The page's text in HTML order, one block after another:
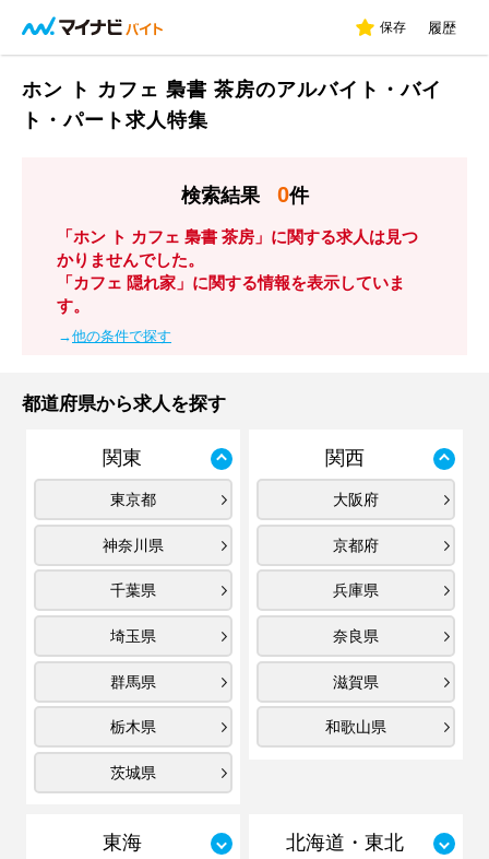
保存 履歴
ホン ト カフェ 梟書 茶房のアルバイト・バイ
ト・パート求人特集
検索結果 0件
「ホン ト カフェ 梟書 茶房」に関する求人は見つ
かりませんでした。
「カフェ 隠れ家」に関する情報を表示していま
す。
→他の条件で探す
都道府県から求人を探す
関東
東京都
神奈川県
千葉県
埼玉県
群馬県
栃木県
茨城県
関西
大阪府
京都府
兵庫県
奈良県
滋賀県
和歌山県
東海 北海道・東北